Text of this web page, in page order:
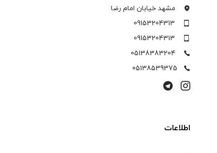
مشهد خیابان امام رضا
09153204313
09153204313
05138383204
05138539375
اطلاعات